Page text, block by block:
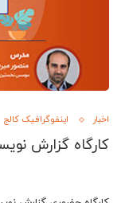
اخبار اینفوگرافیک کالج
کارگاه گزارش